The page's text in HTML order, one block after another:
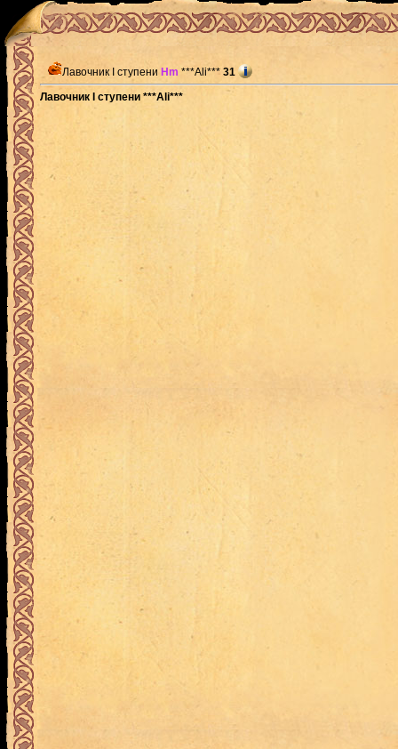
Лавочник I ступени Hm ***Ali*** 31
Лавочник I ступени ***Ali***